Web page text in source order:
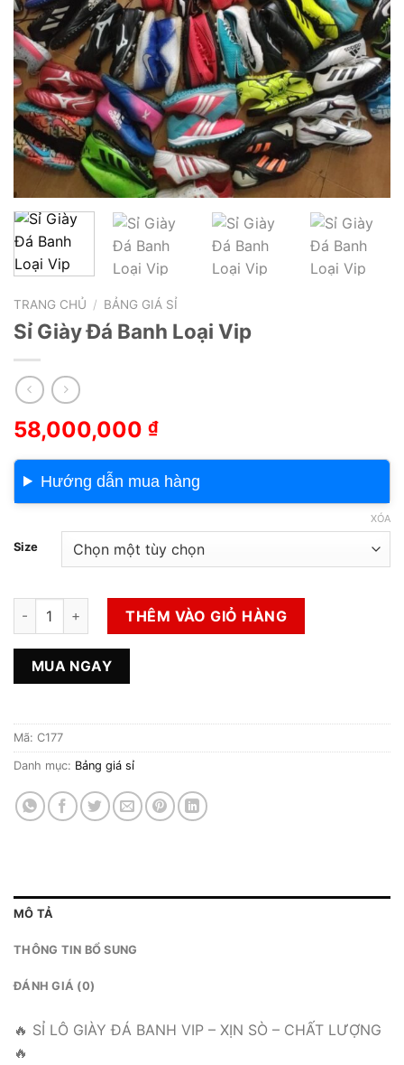
TRANG CHỦ / BẢNG GIÁ SỈ
Sỉ Giày Đá Banh Loại Vip
58,000,000 ₫
Hướng dẫn mua hàng
Size
XÓA
Sỉ Giày Đá Banh Loại Vip số lượng
THÊM VÀO GIỎ HÀNG
MUA NGAY
Mã: C177
Danh mục: Bảng giá sỉ
MÔ TẢ
THÔNG TIN BỔ SUNG
ĐÁNH GIÁ (0)
🔥 SỈ LÔ GIÀY ĐÁ BANH VIP – XỊN SÒ – CHẤT LƯỢNG
🔥